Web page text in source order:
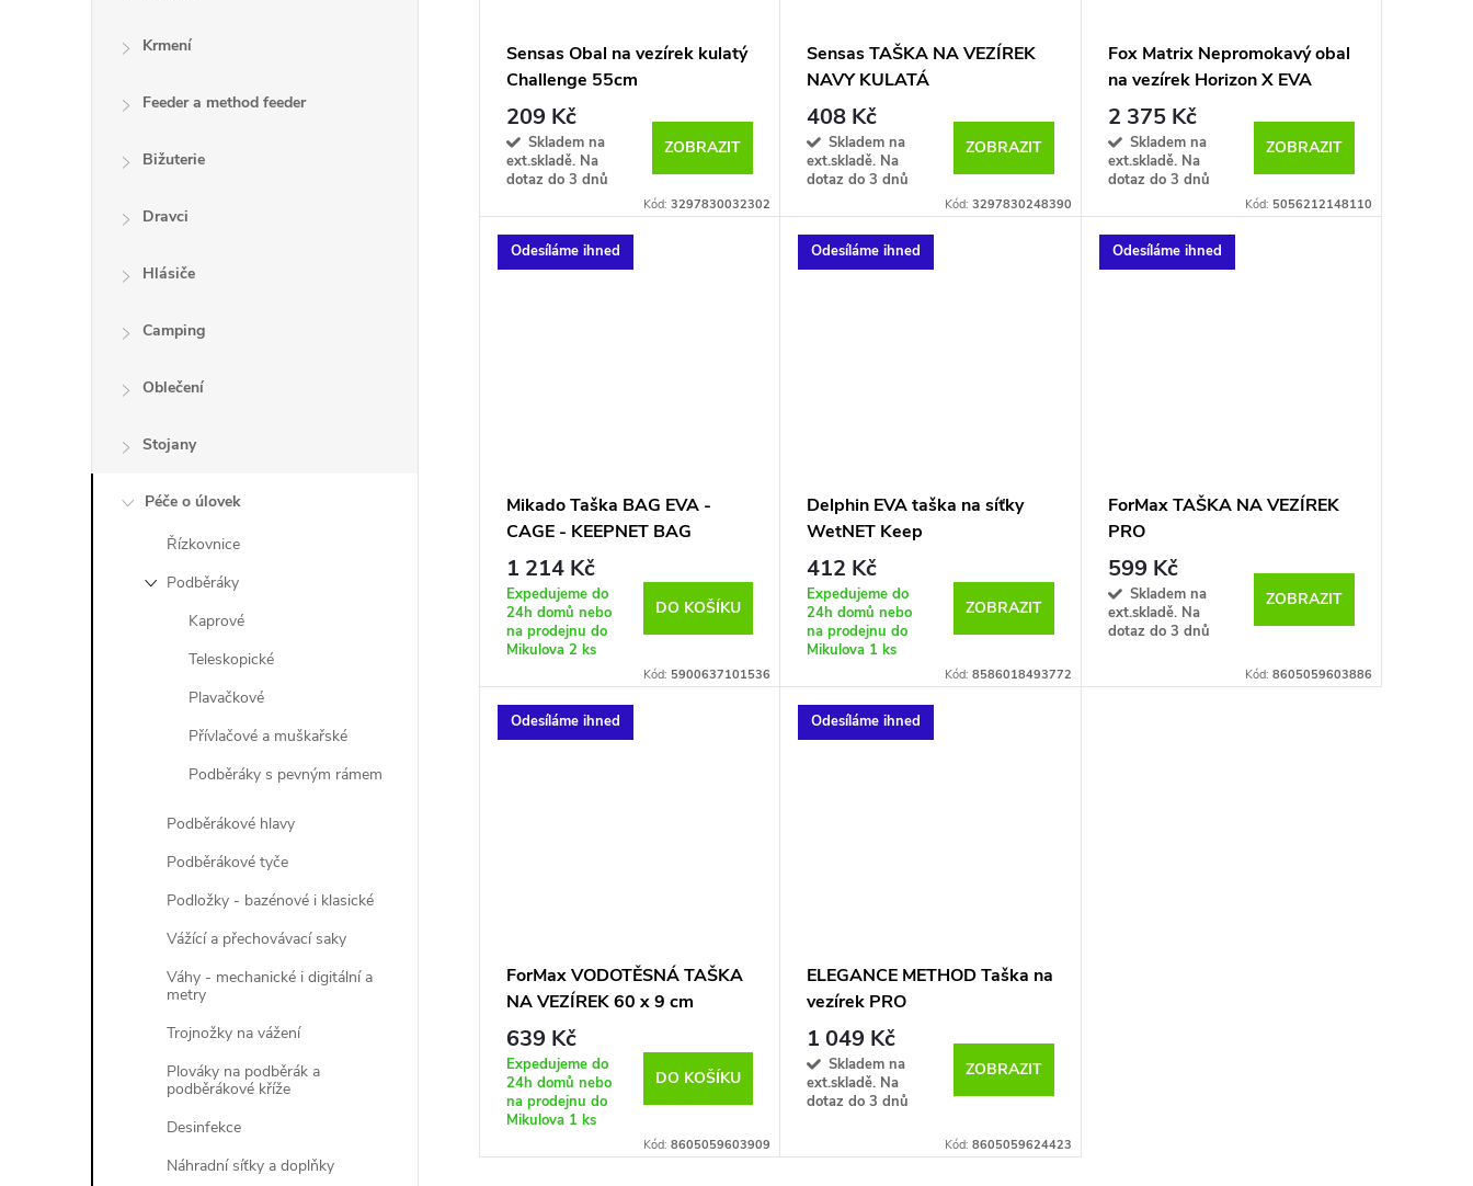
Krmení
Feeder a method feeder
Bižuterie
Dravci
Hlásiče
Camping
Oblečení
Stojany
Péče o úlovek
Řízkovnice
Podběráky
Kaprové
Teleskopické
Plavačkové
Přívlačové a muškařské
Podběráky s pevným rámem
Podběrákové hlavy
Podběrákové tyče
Podložky - bazénové i klasické
Vážící a přechovávací saky
Váhy - mechanické i digitální a
metry
Trojnožky na vážení
Plováky na podběrák a
podběrákové kříže
Desinfekce
Náhradní síťky a doplňky
Sensas Obal na vezírek kulatý
Challenge 55cm
209 Kč
Skladem na
ext.skladě. Na
dotaz do 3 dnů
ZOBRAZIT
Kód:3297830032302
Sensas TAŠKA NA VEZÍREK
NAVY KULATÁ
408 Kč
Skladem na
ext.skladě. Na
dotaz do 3 dnů
ZOBRAZIT
Kód: 3297830248390
Fox Matrix Nepromokavý obal
na vezírek Horizon X EVA
Multi Net Bag Large
2 375 Kč
Skladem na
ext.skladě. Na
dotaz do 3 dnů
ZOBRAZIT
Kód: 5056212148110
Odesíláme ihned
Mikado Taška BAG EVA -
CAGE - KEEPNET BAG
(60x55x20cm)
1 214 Kč
Expedujeme do
24h domů nebo
na prodejnu do
Mikulova 2 ks
DO KOŠÍKU
Kód: 5900637101536
Odesíláme ihned
Delphin EVA taška na síťky
WetNET Keep
412 Kč
Expedujeme do
24h domů nebo
na prodejnu do
Mikulova 1 ks
ZOBRAZIT
Kód: 8586018493772
Odesíláme ihned
ForMax TAŠKA NA VEZÍREK
PRO
599 Kč
Skladem na
ext.skladě. Na
dotaz do 3 dnů
ZOBRAZIT
Kód: 8605059603886
Odesíláme ihned
ForMax VODOTĚSNÁ TAŠKA
NA VEZÍREK 60 x 9 cm
639 Kč
Expedujeme do
24h domů nebo
na prodejnu do
Mikulova 1 ks
DO KOŠÍKU
Kód:8605059603909
Odesíláme ihned
ELEGANCE METHOD Taška na
vezírek PRO
1 049 Kč
Skladem na
ext.skladě. Na
dotaz do 3 dnů
ZOBRAZIT
Kód: 8605059624423